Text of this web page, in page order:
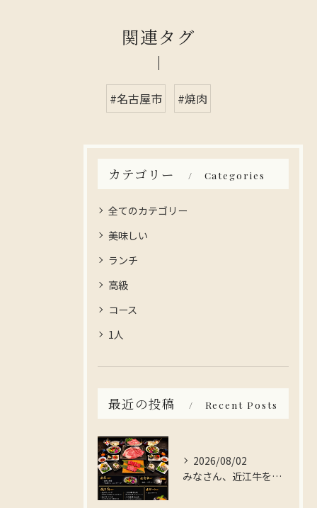
関連タグ
#名古屋市 #焼肉
カテゴリー Categories
全てのカテゴリー
美味しい
ランチ
高級
コース
1人
最近の投稿 Recent Posts
2026/08/02
みなさん、近江牛を存分に楽しんでみませんか？